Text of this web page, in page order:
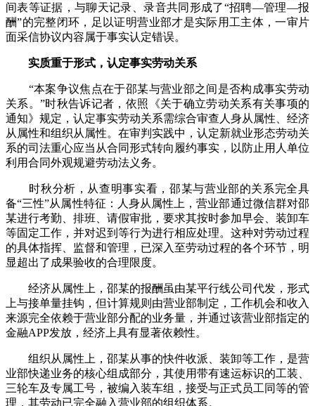
间表等证据，与聊天记录、录音共同形成了“招聘—管理—报
酬”的完整闭环，足以证明营业部才是实际用工主体，一审片
面采信协议内容属于事实认定错误。
实质重于形式，认定事实劳动关系
“本案争议焦点在于邵某与营业部之间是否构成事实劳动
关系。”时秋告诉记者，依照《关于确立劳动关系有关事项的
通知》规定，认定事实劳动关系需综合审查人身从属性、经济
从属性和组织从属性。在审判实践中，认定新就业形态劳动关
系的司法重心应当从合同形式转向履约事实，以防止用人单位
利用合同外观规避劳动法义务。
时秋分析，从查明事实看，邵某与营业部的关系完全具
备“三性”从属性特征：人身从属性上，营业部通过微信群对邵
某进行考勤、排班、请假审批，要求其按时参加早会、装卸车
等固定工作，并对迟到等行为进行相应处理。这种对劳动过程
的具体指挥、监督和管理，已深入至劳动过程的各个环节，明
显超出了成果验收的合理限度。
经济从属性上，邵某的报酬虽由某平行线公司代发，形式
上与接单量挂钩，但计算规则由营业部制定，工作机会和收入
来源完全依赖于营业部分配的业务量，并通过该营业部指定的
金融APP发放，经济上具有显著依赖性。
组织从属性上，邵某从事的快件收派、装卸等工作，是营
业部快递业务的核心组成部分，其使用带有速运标识的工装、
三轮车及专属工号，被编入装车组，接受与正式员工同等的管
理，其劳动已完全融入营业部的组织体系。